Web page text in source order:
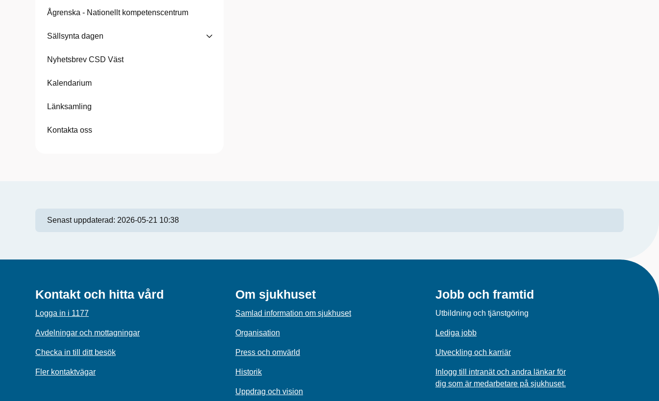
Ågrenska - Nationellt kompetenscentrum
Sällsynta dagen
Nyhetsbrev CSD Väst
Kalendarium
Länksamling
Kontakta oss
Senast uppdaterad: 2026-05-21 10:38
Kontakt och hitta vård
Logga in i 1177
Avdelningar och mottagningar
Checka in till ditt besök
Fler kontaktvägar
Om sjukhuset
Samlad information om sjukhuset
Organisation
Press och omvärld
Historik
Uppdrag och vision
Jobb och framtid
Utbildning och tjänstgöring
Lediga jobb
Utveckling och karriär
Inlogg till intranät och andra länkar för
dig som är medarbetare på sjukhuset.